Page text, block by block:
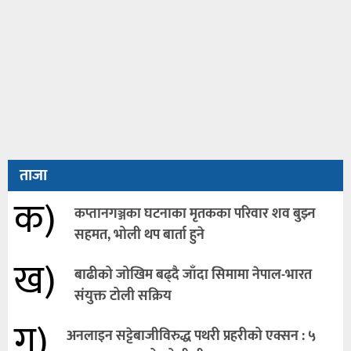
ताजा
क)
कप्तानगञ्जका घटनाका मृतकका परिवार शव बुझ्न
सहमत, भोली थप बार्ता हुने
ख)
बाढीको जोखिम बढ्दै जाँदा सिमामा नेपाल-भारत
संयुक्त टोली सक्रिय
अनलाइन सट्टेबाजीविरुद्ध पथरी प्रहरीको एक्सन : ५